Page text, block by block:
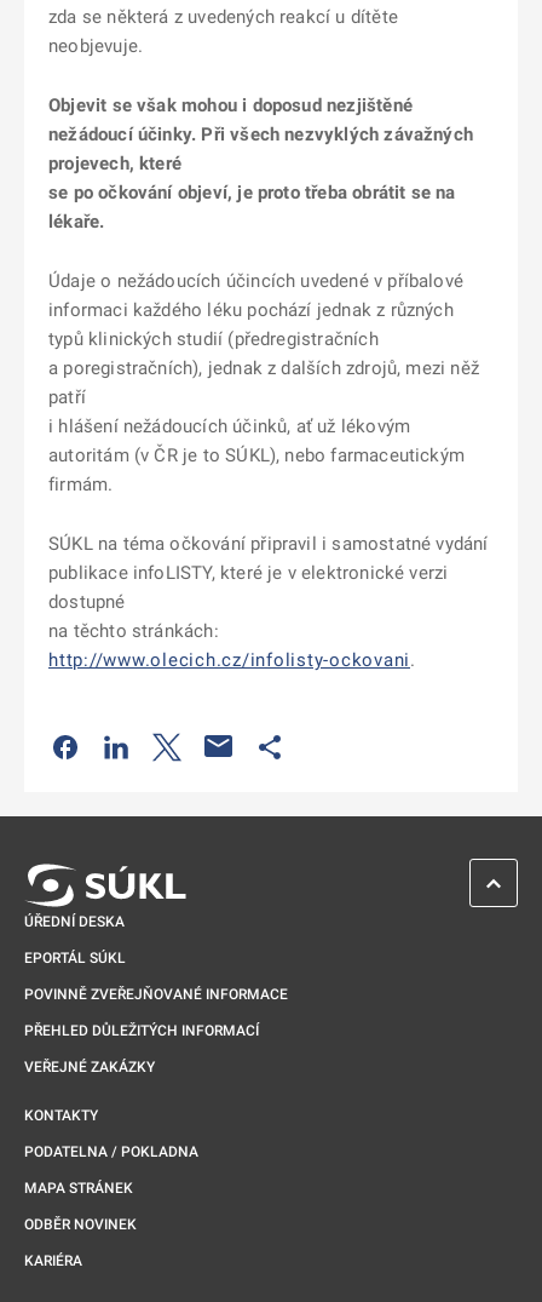
zda se některá z uvedených reakcí u dítěte
neobjevuje.
Objevit se však mohou i doposud nezjištěné
nežádoucí účinky. Při všech nezvyklých závažných
projevech, které
se po očkování objeví, je proto třeba obrátit se na
lékaře.
Údaje o nežádoucích účincích uvedené v příbalové
informaci každého léku pochází jednak z různých
typů klinických studií (předregistračních
a poregistračních), jednak z dalších zdrojů, mezi něž
patří
i hlášení nežádoucích účinků, ať už lékovým
autoritám (v ČR je to SÚKL), nebo farmaceutickým
firmám.
SÚKL na téma očkování připravil i samostatné vydání
publikace infoLISTY, které je v elektronické verzi
dostupné
na těchto stránkách:
http://www.olecich.cz/infolisty-ockovani.
Odkaz se otevře na nové kartě
Odkaz se otevře na nové kartě
Odkaz se otevře na nové kartě
ÚŘEDNÍ DESKA
EPORTÁL SÚKL
POVINNĚ ZVEŘEJŇOVANÉ INFORMACE
PŘEHLED DŮLEŽITÝCH INFORMACÍ
VEŘEJNÉ ZAKÁZKY
KONTAKTY
PODATELNA / POKLADNA
MAPA STRÁNEK
ODBĚR NOVINEK
KARIÉRA
ZPĚT